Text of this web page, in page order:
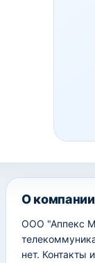
О компании
ООО "Аппекс
нет. Контакты